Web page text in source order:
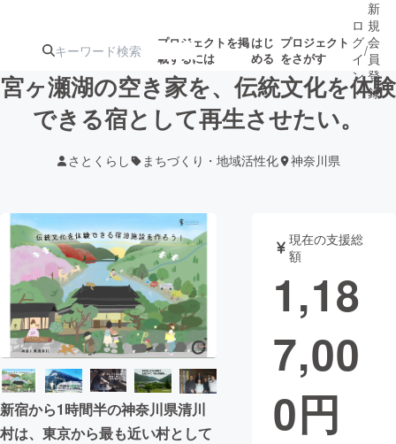
プロジェクトを掲
載するには
はじ
める
プロジェクト
をさがす
ターン
ジェクト
募集終了が近いプ
ロジェクト
もうすぐ公開
されます
アート・写真 音楽
テクノロジー・ガジェット ゲーム・サ
映像・映画
ビジネス・起業
まちづくり・地域活性化
ロ
グ
イ
ン
/
新
規
会
員
登
録
宮ヶ瀬湖の空き家を、伝統文化を体験
できる宿として再生させたい。
さとくらし まちづくり・地域活性化 神奈川県
新宿から1時間半の神奈川県清川
村は、東京から最も近い村として
現在の支援総
額
1,18
7,00
0円